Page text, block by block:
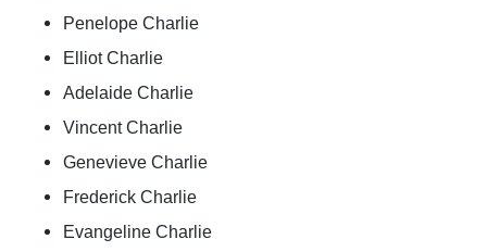
Penelope Charlie
Elliot Charlie
Adelaide Charlie
Vincent Charlie
Genevieve Charlie
Frederick Charlie
Evangeline Charlie